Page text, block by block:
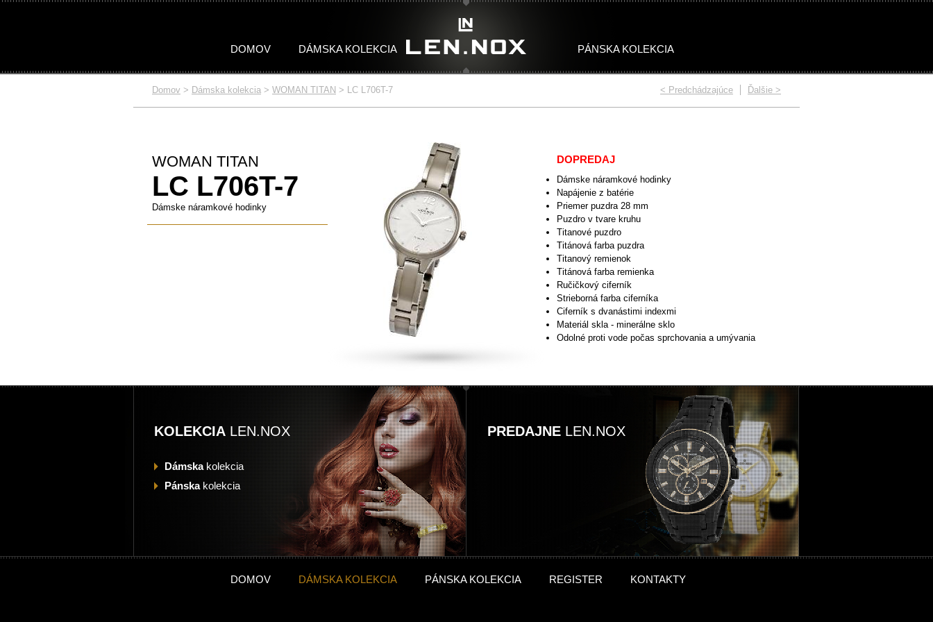
DOMOV DÁMSKA KOLEKCIA
DÁMSKA
Celá kolekcia WOMEN CERAMIC WOMEN CLASSIC WOMEN STONES
PÁNSKA KOLEKCIA
PÁNSKA
Celá kolekcia MAN CHRONO
Domov > Dámska kolekcia > WOMAN TITAN > LC L706T-7 Ďalšie >
< Predchádzajúce
WOMAN TITAN
LC L706T-7
Dámske náramkové hodinky
DOPREDAJ
Dámske náramkové hodinky
Napájenie z batérie
Priemer puzdra 28 mm
Puzdro v tvare kruhu
Titanové puzdro
Titánová farba puzdra
Titanový remienok
Titánová farba remienka
Ručičkový ciferník
Strieborná farba ciferníka
Ciferník s dvanástimi indexmi
Materiál skla - minerálne sklo
Odolné proti vode počas sprchovania a umývania
KOLEKCIA LEN.NOX
Dámskakolekcia
Pánskakolekcia
PREDAJNE LEN.NOX
DOMOV DÁMSKA KOLEKCIA PÁNSKA KOLEKCIA REGISTER KONTAKTY